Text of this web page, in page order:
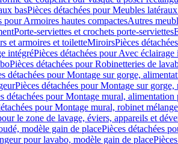
basPièces détachées pour Meubles
pour Armoires hautes compactesAutres
Porte-serviettes et crochets porte-serviettes
et armoires et toiletteMiroirsPièces
intégréPièces détachées pour Avec éclairage
Pièces détachées pour Robinetteries de
détachées pour Montage sur gorge,
Pièces détachées pour Montage sur
détachées pour Montage mural, alimentation
pour Montage mural, robinet
le zone de lavage, éviers, appareils et
modèle gain de placePièces détachées
pour lavabo, modèle gain de place